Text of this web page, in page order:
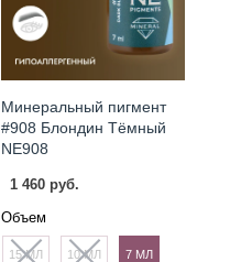
Минеральный пигмент
#908 Блондин Тёмный
NE908
1 460 руб.
Объем
15 МЛ 10 МЛ 7 МЛ